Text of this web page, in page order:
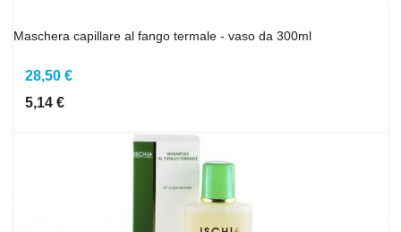
Maschera capillare al fango termale - vaso da 300ml
28,50 €
5,14 €